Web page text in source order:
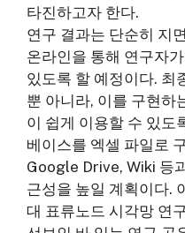
타진하고자 한다.
연구 결과는 단순히 지
온라인을 통해 연구자
있도록 할 예정이다. 최
뿐 아니라, 이를 구현하
이 쉽게 이용할 수 있도
베이스를 엑셀 파일로
Google Drive, Wiki 등
근성을 높일 계획이다.
대 표류노드 시각망 연